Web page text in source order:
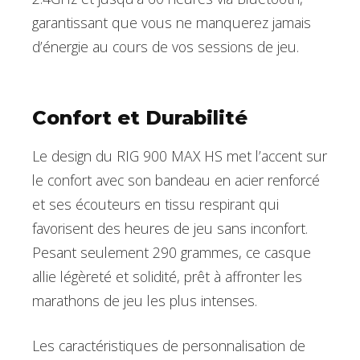
garantissant que vous ne manquerez jamais
d’énergie au cours de vos sessions de jeu.
Confort et Durabilité
Le design du RIG 900 MAX HS met l’accent sur
le confort avec son bandeau en acier renforcé
et ses écouteurs en tissu respirant qui
favorisent des heures de jeu sans inconfort.
Pesant seulement 290 grammes, ce casque
allie légèreté et solidité, prêt à affronter les
marathons de jeu les plus intenses.
Les caractéristiques de personnalisation de